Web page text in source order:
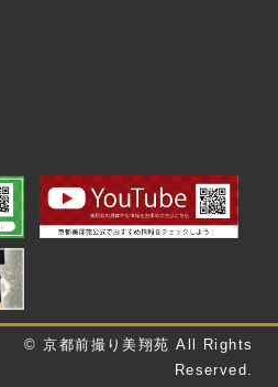
© 京都前撮り美翔苑 All Rights
Reserved.